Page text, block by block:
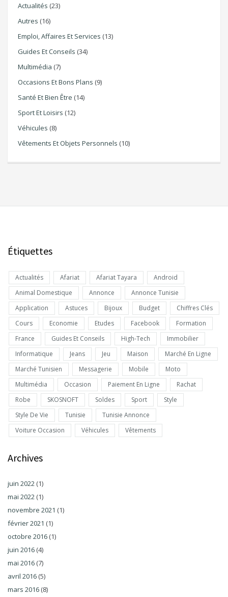
Actualités (23)
Autres (16)
Emploi, Affaires Et Services (13)
Guides Et Conseils (34)
Multimédia (7)
Occasions Et Bons Plans (9)
Santé Et Bien Être (14)
Sport Et Loisirs (12)
Véhicules (8)
Vêtements Et Objets Personnels (10)
Étiquettes
Actualités Afariat Afariat Tayara
Android
Animal Domestique
Annonce
Annonce Tunisie
Application
Astuces Bijoux Budget
Chiffres Clés
Cours
Economie Etudes Facebook
Formation
France
Guides Et Conseils High-Tech
Immobilier
Informatique
Jeans Jeu Maison
Marché En Ligne
Marché Tunisien
Messagerie Mobile
Moto
Multimédia
Occasion Paiement En Ligne
Rachat
Robe
SKOSNOFT Soldes Sport
Style
Style De Vie
Tunisie
Tunisie Annonce
Voiture Occasion
Véhicules Vêtements
Archives
juin 2022 (1)
mai 2022 (1)
novembre 2021 (1)
février 2021 (1)
octobre 2016 (1)
juin 2016 (4)
mai 2016 (7)
avril 2016 (5)
mars 2016 (8)